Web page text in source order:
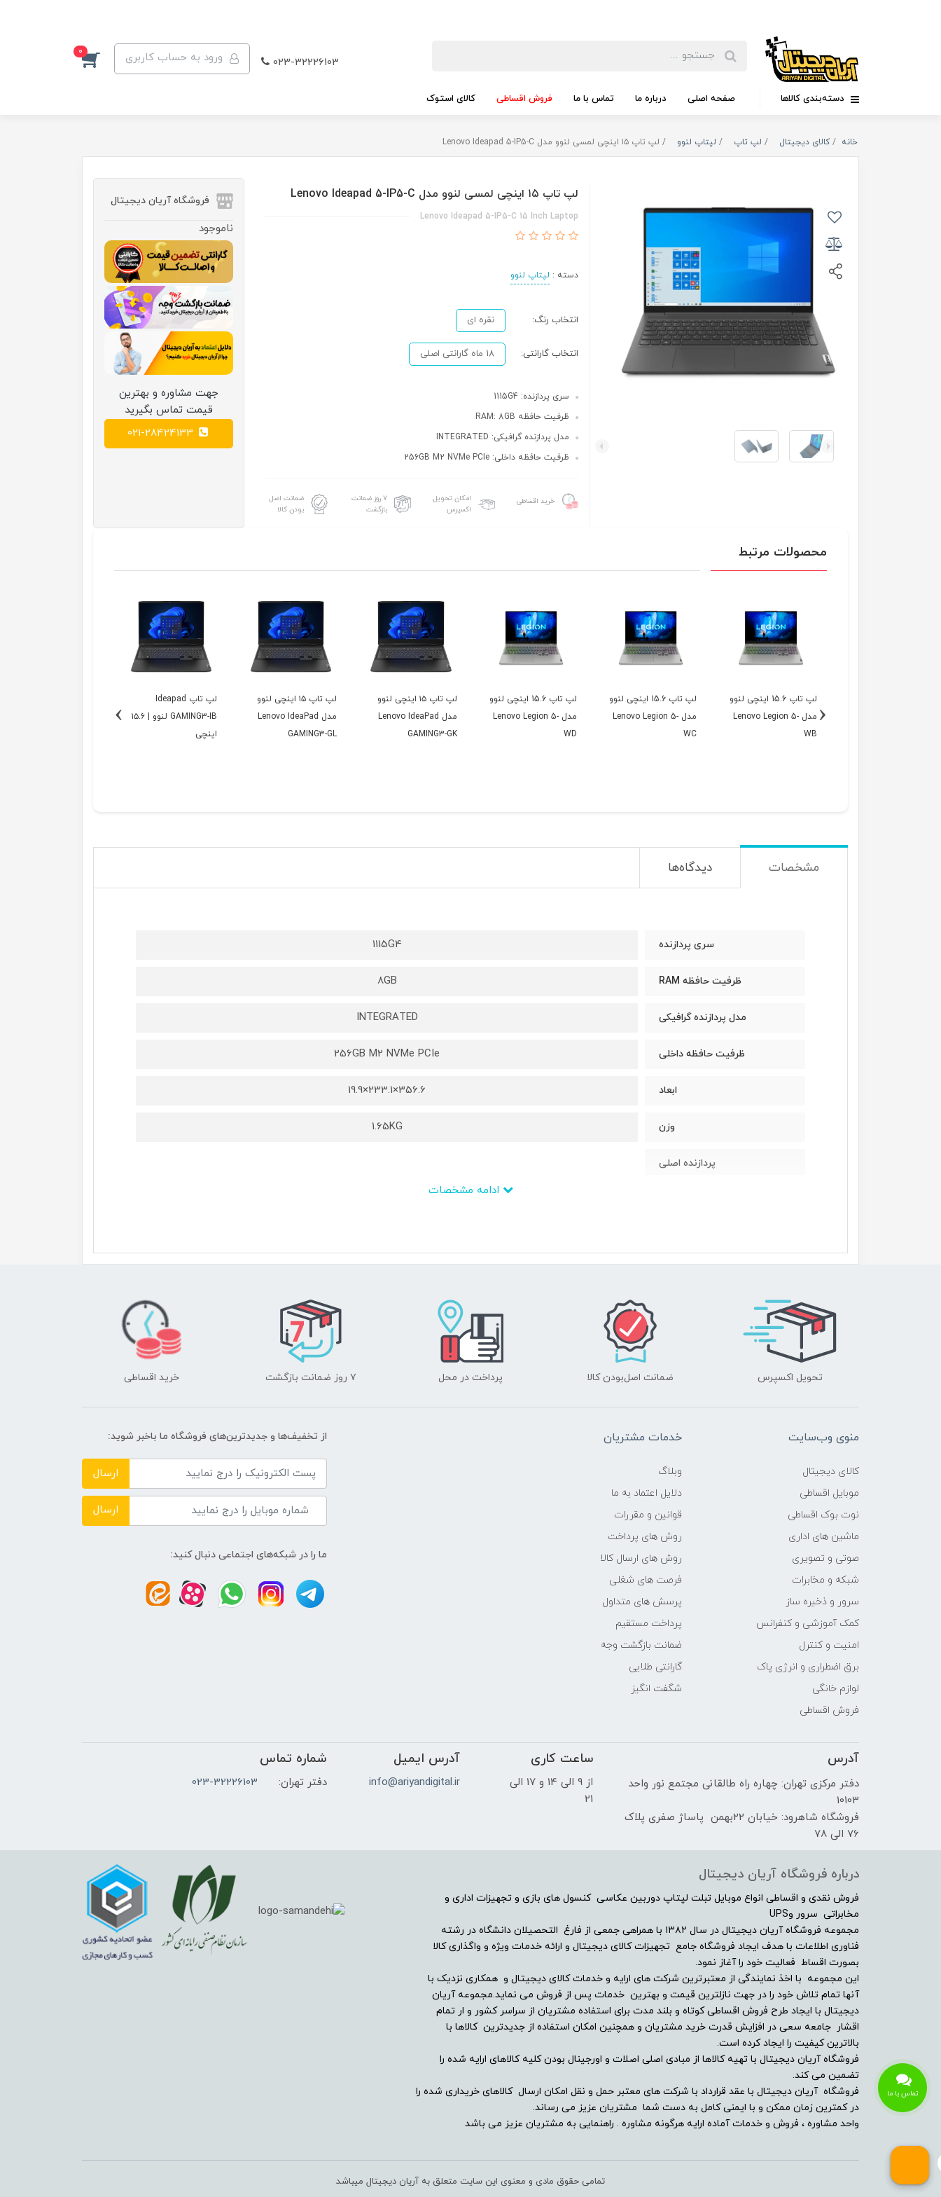
023-32226103 ورود به حساب کاربری 0
دسته‌بندی کالاها صفحه اصلی درباره ما تماس با ما فروش اقساطی کالای استوک
خانه کالای دیجیتال لپ تاپ لپتاپ لنوو لپ تاپ ۱۵ اینچی لمسی لنوو مدل Lenovo Ideapad 5-IP5-C
لپ تاپ ۱۵ اینچی لمسی لنوو مدل Lenovo Ideapad 5-IP5-C
Lenovo Ideapad 5-IP5-C 15 Inch Laptop
دسته : لپتاپ لنوو
انتخاب رنگ: نقره ای
انتخاب گارانتی: 18 ماه گارانتی اصلی
سری پردازنده: 1115G4
ظرفیت حافظه RAM: 8GB
مدل پردازنده گرافیکی: INTEGRATED
ظرفیت حافظه داخلی: 256GB M2 NVMe PCIe
خرید اقساطی
امکان تحویل
اکسپرس
۷ روز ضمانت
بازگشت
ضمانت اصل
بودن کالا
فروشگاه آریان دیجیتال
ناموجود
جهت مشاوره و بهترین
قیمت تماس بگیرید
محصولات مرتبط
لپ تاپ 15.6 اینچی لنوو
مدل Lenovo Legion 5-
WB
لپ تاپ 15.6 اینچی لنوو
مدل Lenovo Legion 5-
WC
لپ تاپ 15.6 اینچی لنوو
مدل Lenovo Legion 5-
WD
لپ تاپ ۱۵ اینچی لنوو
مدل Lenovo IdeaPad
GAMING3-GK
لپ تاپ ۱۵ اینچی لنوو
مدل Lenovo IdeaPad
GAMING3-GL
لپ تاپ Ideapad
GAMING3-IB لنوو | ۱۵.۶
اینچی
‹
›
مشخصات دیدگاه‌ها
سری پردازنده 1115G4
ظرفیت حافظه RAM 8GB
مدل پردازنده گرافیکی INTEGRATED
ظرفیت حافظه داخلی 256GB M2 NVMe PCIe
ابعاد 356.6×233.1×19.9
وزن 1.65KG
پردازنده اصلی
3.00 گیگا هرتز تا 4.1 گیگا هرتز
حافظه ی رم
حافظه دستگاه
پردازنده ی گرافیکی
سازنده پردازنده گرافیکی
گرافیکی
مشخصات صفحه نمایش
Full HD (1920×1080) IPS
دقت صفحه نمایش
صفحه نمایش لمسی
امکانات و سنسورها
درایو نوری
توضیحات درایو نوری
وبکم
مشخصات اسپیکر
حسگر اثر انگشت
بلوتوث
پورت ها و درگاه ارتباطی
تحویل اکسپرس ضمانت اصل‌بودن کالا پرداخت در محل ۷ روز ضمانت بازگشت خرید اقساطی
منوی وب‌سایت
کالای دیجیتال
موبایل اقساطی
نوت بوک اقساطی
ماشین های اداری
صوتی و تصویری
شبکه و مخابرات
سرور و ذخیره ساز
کمک آموزشی و کنفرانس
امنیت و کنترل
برق اضطراری و انرژی پاک
لوازم خانگی
فروش اقساطی
خدمات مشتریان
وبلاگ
دلایل اعتماد به ما
قوانین و مقررات
روش های پرداخت
روش های ارسال کالا
فرصت های شغلی
پرسش های متداول
پرداخت مستقیم
ضمانت بازگشت وجه
گارانتی طلایی
شگفت انگیز
از تخفیف‌ها و جدیدترین‌های فروشگاه ما باخبر شوید:
ارسال
ارسال
ما را در شبکه‌های اجتماعی دنبال کنید:
آدرس
دفتر مرکزی تهران: چهاره راه طالقانی مجتمع نور واحد
10103
فروشگاه شاهرود: خیابان 22بهمن پاساژ صفری پلاک
76 الی 78
ساعت کاری
از 9 الی 14 و 17 الی
21
آدرس ایمیل
info@ariyandigital.ir
شماره تماس
دفتر تهران: 023-32226103
درباره فروشگاه آریان دیجیتال
فروش نقدی و اقساطی انواع موبایل تبلت لپتاپ دوربین عکاسی کنسول های بازی و تجهیزات اداری و
مخابراتی سرور وUPS
مجموعه فروشگاه آریان دیجیتال در سال ۱۳۸۲ با همراهی جمعی از فارغ التحصیلان دانشگاه در رشته
فناوری اطلاعات با هدف ایجاد فروشگاه جامع تجهیزات کالای دیجیتال و ارائه خدمات ویژه و واگذاری کالا
بصورت اقساط فعالیت خود را آغاز نمود.
این مجموعه با اخذ نمایندگی از معتبرترین شرکت های ارایه و خدمات کالای دیجیتال و همکاری نزدیک با
آنها تمام تلاش خود را در جهت نازلترین قیمت و بهترین خدمات پس از فروش می نماید.مجموعه آریان
دیجیتال با ایجاد طرح فروش اقساطی کوتاه و بلند مدت برای استفاده مشتریان از سراسر کشور و ار تمام
اقشار جامعه سعی در افزایش قدرت خرید مشتریان و همچنین امکان استفاده از جدیدترین کالاها با
بالاترین کیفیت را ایجاد کرده است.
فروشگاه آریان دیجیتال با تهیه کالاها از مبادی اصلی اصلات و اورجینال بودن کلیه کالاهای ارایه شده را
تضمین می کند.
فروشگاه آریان دیجیتال با عقد قرارداد با شرکت های معتبر حمل و نقل امکان ارسال کالاهای خریداری شده را
در کمترین زمان ممکن و با ایمنی کامل به دست شما مشتریان عزیز می رساند.
واحد مشاوره ، فروش و خدمات آماده ارایه هرگونه مشاوره . راهنمایی به مشتریان عزیز می باشد
تمامی حقوق مادی و معنوی این سایت متعلق به آریان دیجیتال میباشد
تماس با ما